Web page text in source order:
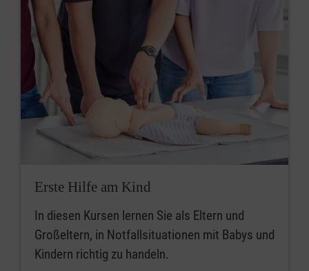
Erste Hilfe am Kind
In diesen Kursen lernen Sie als Eltern und
Großeltern, in Notfallsituationen mit Babys und
Kindern richtig zu handeln.